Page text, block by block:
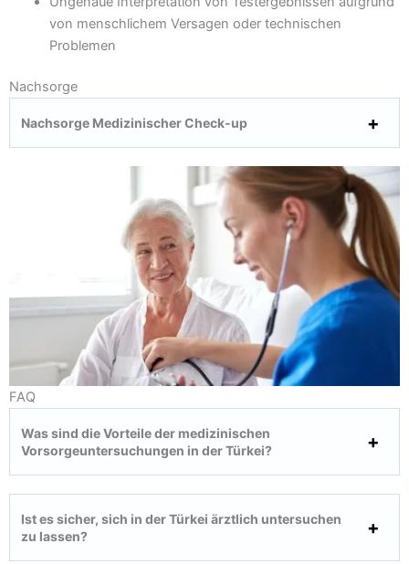
von menschlichem Versagen oder technischen
Problemen
Nachsorge
Nachsorge Medizinischer Check-up
FAQ
Was sind die Vorteile der medizinischen
Vorsorgeuntersuchungen in der Türkei?
Ist es sicher, sich in der Türkei ärztlich untersuchen
zu lassen?